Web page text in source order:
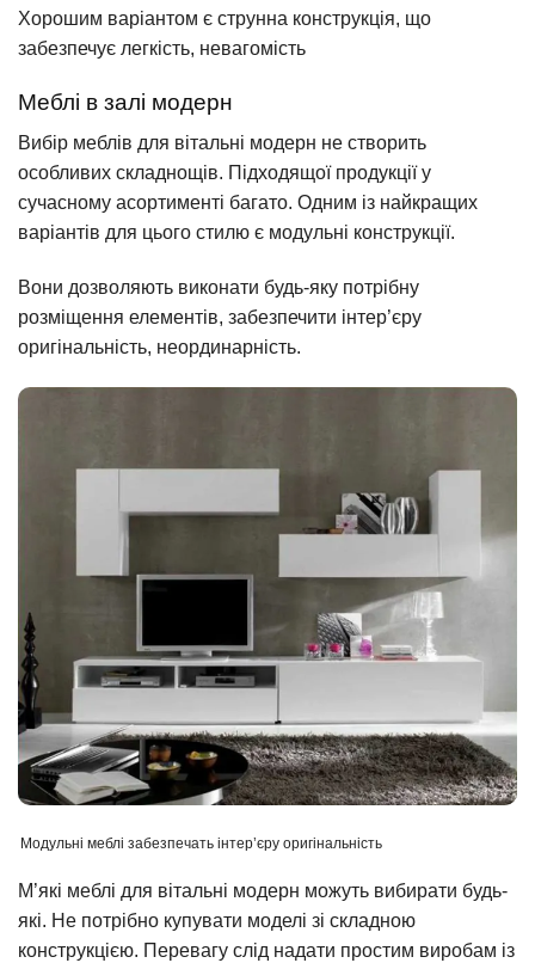
Хорошим варіантом є струнна конструкція, що
забезпечує легкість, невагомість
Меблі в залі модерн
Вибір меблів для вітальні модерн не створить
особливих складнощів. Підходящої продукції у
сучасному асортименті багато. Одним із найкращих
варіантів для цього стилю є модульні конструкції.
Вони дозволяють виконати будь-яку потрібну
розміщення елементів, забезпечити інтер’єру
оригінальність, неординарність.
Модульні меблі забезпечать інтер’єру оригінальність
М’які меблі для вітальні модерн можуть вибирати будь-
які. Не потрібно купувати моделі зі складною
конструкцією. Перевагу слід надати простим виробам із